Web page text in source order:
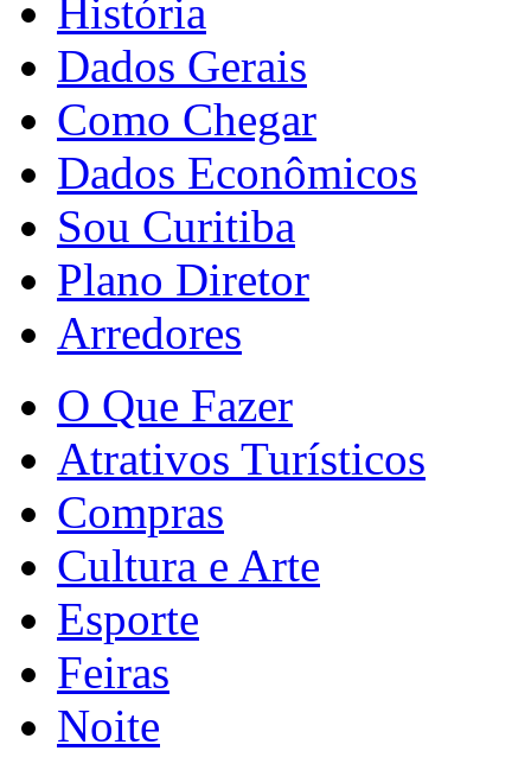
História
Dados Gerais
Como Chegar
Dados Econômicos
Sou Curitiba
Plano Diretor
Arredores
O Que Fazer
Atrativos Turísticos
Compras
Cultura e Arte
Esporte
Feiras
Noite